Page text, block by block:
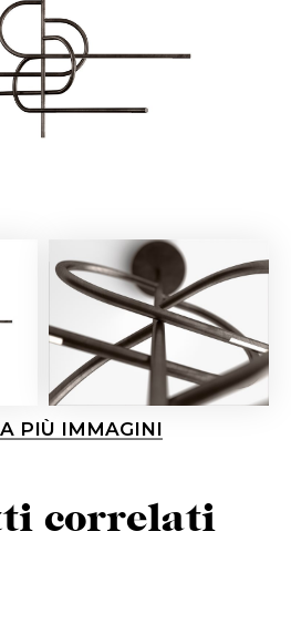
PIÙ IMMAGINI
correlati